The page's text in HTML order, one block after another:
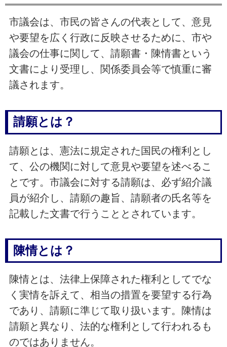
市議会は、市民の皆さんの代表として、意見
や要望を広く行政に反映させるために、市や
議会の仕事に関して、請願書・陳情書という
文書により受理し、関係委員会等で慎重に審
議されます。
請願とは？
請願とは、憲法に規定された国民の権利とし
て、公の機関に対して意見や要望を述べるこ
とです。市議会に対する請願は、必ず紹介議
員が紹介し、請願の趣旨、請願者の氏名等を
記載した文書で行うこととされています。
陳情とは？
陳情とは、法律上保障された権利としてでな
く実情を訴えて、相当の措置を要望する行為
であり、請願に準じて取り扱います。陳情は
請願と異なり、法的な権利として行われるも
のではありません。